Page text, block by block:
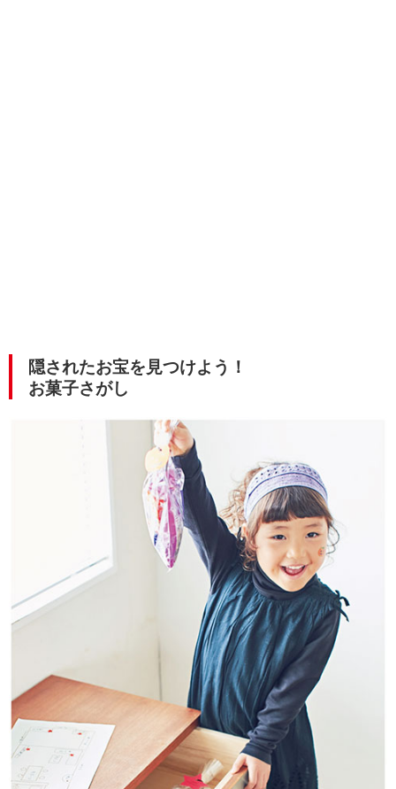
隠されたお宝を見つけよう！
お菓子さがし